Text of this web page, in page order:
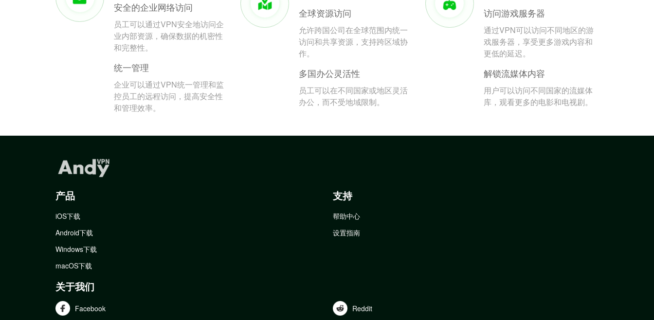
安全的企业网络访问
员工可以通过VPN安全地访问企
业内部资源，确保数据的机密性
和完整性。
统一管理
企业可以通过VPN统一管理和监
控员工的远程访问，提高安全性
和管理效率。
全球资源访问
允许跨国公司在全球范围内统一
访问和共享资源，支持跨区域协
作。
多国办公灵活性
员工可以在不同国家或地区灵活
办公，而不受地域限制。
访问游戏服务器
通过VPN可以访问不同地区的游
戏服务器，享受更多游戏内容和
更低的延迟。
解锁流媒体内容
用户可以访问不同国家的流媒体
库，观看更多的电影和电视剧。
产品
iOS下载
Android下载
Windows下载
macOS下载
支持
帮助中心
设置指南
关于我们
Facebook Reddit